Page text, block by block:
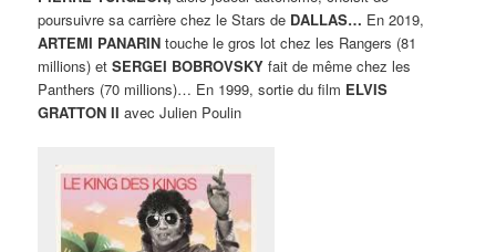
poursuivre sa carrière chez le Stars de DALLAS… En 2019,
ARTEMI PANARIN touche le gros lot chez les Rangers (81
millions) etSERGEI BOBROVSKY fait de même chez les
Panthers (70 millions)… En 1999, sortie du film ELVIS
GRATTON II avec Julien Poulin